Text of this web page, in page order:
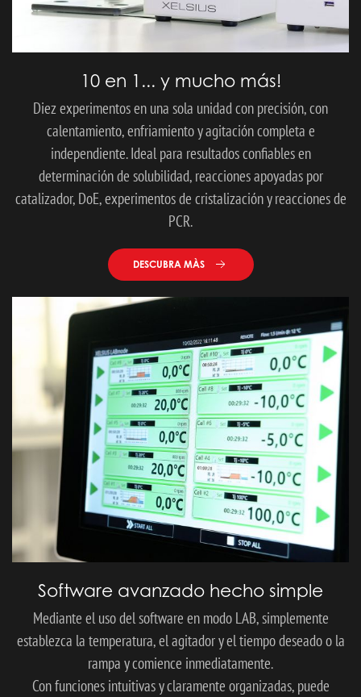
10 en 1... y mucho más!
Diez experimentos en una sola unidad con precisión, con
calentamiento, enfriamiento y agitación completa e
independiente. Ideal para resultados confiables en
determinación de solubilidad, reacciones apoyadas por
catalizador, DoE, experimentos de cristalización y reacciones de
PCR.
DESCUBRA MÀS
Software avanzado hecho simple
Mediante el uso del software en modo LAB, simplemente
establezca la temperatura, el agitador y el tiempo deseado o la
rampa y comience inmediatamente.
Con funciones intuitivas y claramente organizadas, puede